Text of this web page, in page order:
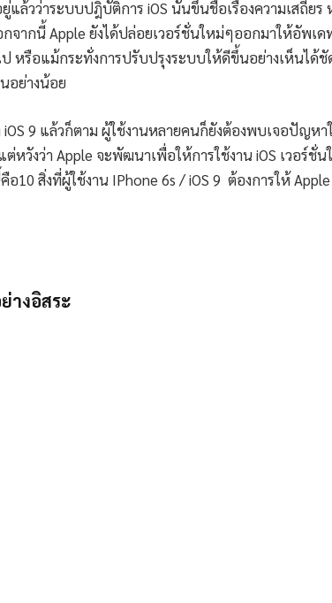
ล้วว่าระบบปฎิบัติการ iOS นั้นขึ้นชื่อเรื่องความเสถียร
จากนี้ Apple ยังได้ปล่อยเวอร์ชั่นใหม่ๆออกมาให้อัพเด
หรือแม้กระทั่งการปรับปรุงระบบให้ดีขึ้นอย่างเห็นได้ชั
อย่างน้อย
9 แล้วก็ตาม ผู้ใช้งานหลายคนก็ยังต้องพบเจอปัญหา
หวังว่า Apple จะพัฒนาเพื่อให้การใช้งาน iOS เวอร์ชั่น
10 สิ่งที่ผู้ใช้งาน IPhone 6s / iOS 9 ต้องการให้
างอิสระ